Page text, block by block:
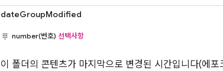
dateGroupModified
number(번호) 선택사항
이 폴더의 콘텐츠가 마지막으로 변경된 시간입니다(에